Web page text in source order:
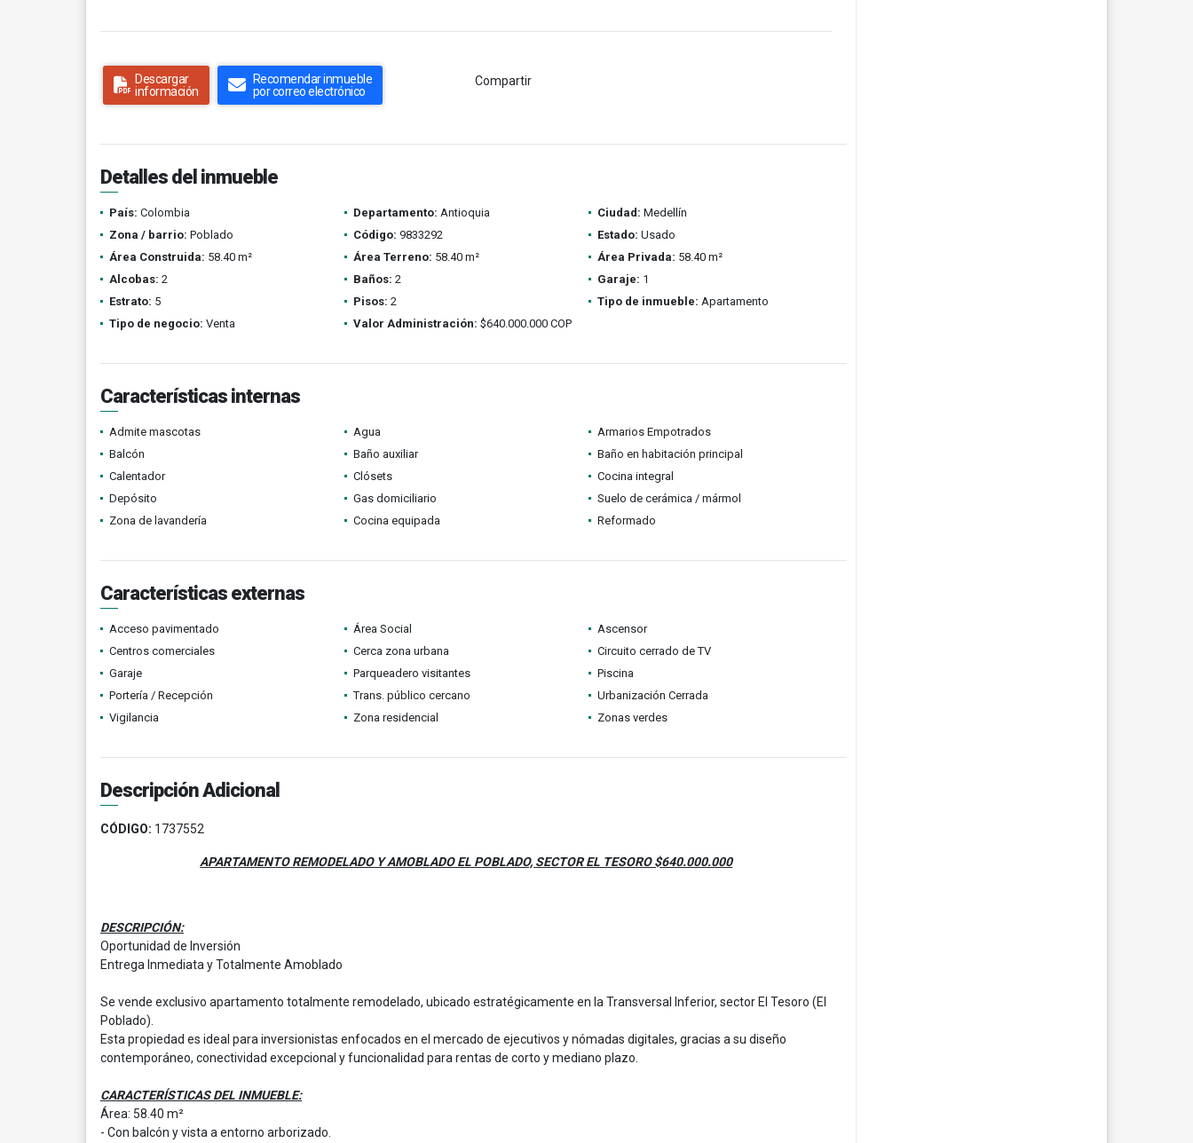
Descargar
información
Recomendar inmueble
por correo electrónico
Compartir
Detalles del inmueble
País: Colombia Departamento: Antioquia Ciudad: Medellín
Zona / barrio: Poblado Código: 9833292 Estado: Usado
Área Construida: 58.40 m² Área Terreno: 58.40 m² Área Privada: 58.40 m²
Alcobas: 2 Baños: 2 Garaje: 1
Estrato: 5 Pisos: 2 Tipo de inmueble: Apartamento
Tipo de negocio: Venta Valor Administración: $640.000.000 COP
Características internas
Admite mascotas Agua
Armarios Empotrados
Balcón
Baño auxiliar
Baño en habitación principal
Calentador
Clósets
Cocina integral
Depósito
Gas domiciliario
Suelo de cerámica / mármol
Zona de lavandería
Cocina equipada Reformado
Características externas
Acceso pavimentado Área Social
Ascensor
Centros comerciales
Cerca zona urbana
Circuito cerrado de TV
Garaje
Parqueadero visitantes
Piscina
Portería / Recepción
Trans. público cercano
Urbanización Cerrada
Vigilancia
Zona residencial Zonas verdes
Descripción Adicional
CÓDIGO: 1737552
APARTAMENTO REMODELADO Y AMOBLADO EL POBLADO, SECTOR EL TESORO $640.000.000
DESCRIPCIÓN:
Oportunidad de Inversión
Entrega Inmediata y Totalmente Amoblado
Se vende exclusivo apartamento totalmente remodelado, ubicado estratégicamente en la Transversal Inferior, sector El Tesoro (El
Poblado).
Esta propiedad es ideal para inversionistas enfocados en el mercado de ejecutivos y nómadas digitales, gracias a su diseño
contemporáneo, conectividad excepcional y funcionalidad para rentas de corto y mediano plazo.
CARACTERÍSTICAS DEL INMUEBLE:
Área: 58.40 m²
- Con balcón y vista a entorno arborizado.